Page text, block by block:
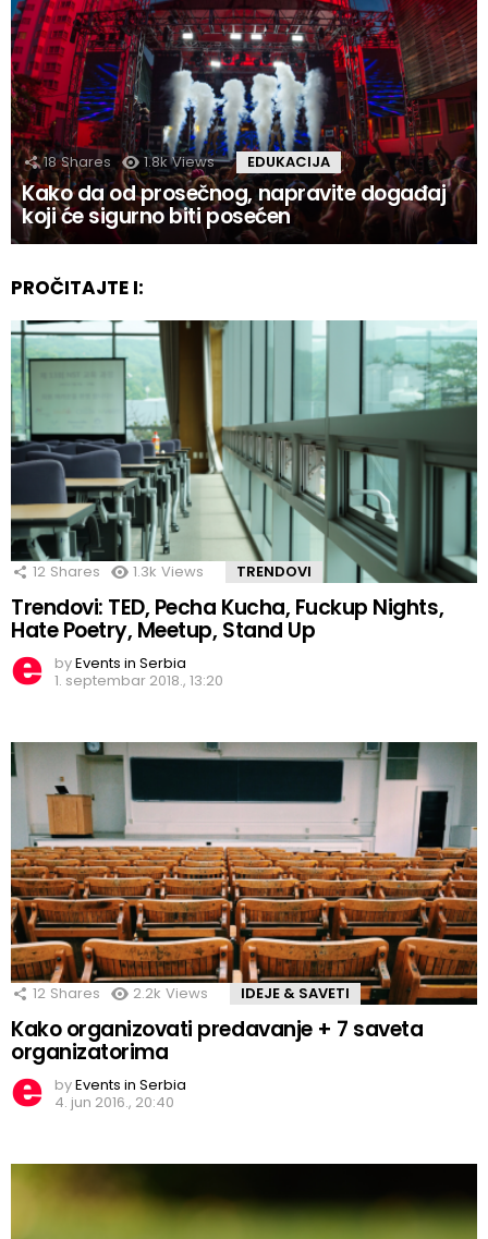
18 Shares 1.8k Views EDUKACIJA
Kako da od prosečnog, napravite događaj
koji će sigurno biti posećen
PROČITAJTE I:
12 Shares 1.3k Views TRENDOVI
Trendovi: TED, Pecha Kucha, Fuckup Nights,
Hate Poetry, Meetup, Stand Up
byEvents in Serbia
1. septembar 2018., 13:20
12 Shares 2.2k Views IDEJE & SAVETI
Kako organizovati predavanje + 7 saveta
organizatorima
byEvents in Serbia
4. jun 2016., 20:40